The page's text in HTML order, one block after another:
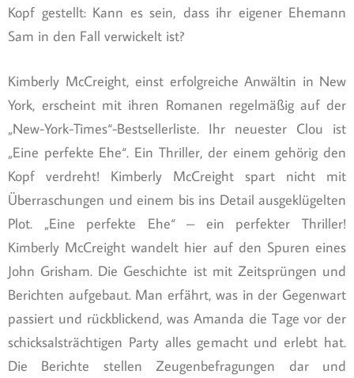
Kopf gestellt: Kann es sein, dass ihr eigener Ehemann
Sam in den Fall verwickelt ist?
Kimberly McCreight, einst erfolgreiche Anwältin in New
York, erscheint mit ihren Romanen regelmäßig auf der
„New-York-Times“-Bestsellerliste. Ihr neuester Clou ist
„Eine perfekte Ehe“. Ein Thriller, der einem gehörig den
Kopf verdreht! Kimberly McCreight spart nicht mit
Überraschungen und einem bis ins Detail ausgeklügelten
Plot. „Eine perfekte Ehe“ – ein perfekter Thriller!
Kimberly McCreight wandelt hier auf den Spuren eines
John Grisham. Die Geschichte ist mit Zeitsprüngen und
Berichten aufgebaut. Man erfährt, was in der Gegenwart
passiert und rückblickend, was Amanda die Tage vor der
schicksalsträchtigen Party alles gemacht und erlebt hat.
Die Berichte stellen Zeugenbefragungen dar und